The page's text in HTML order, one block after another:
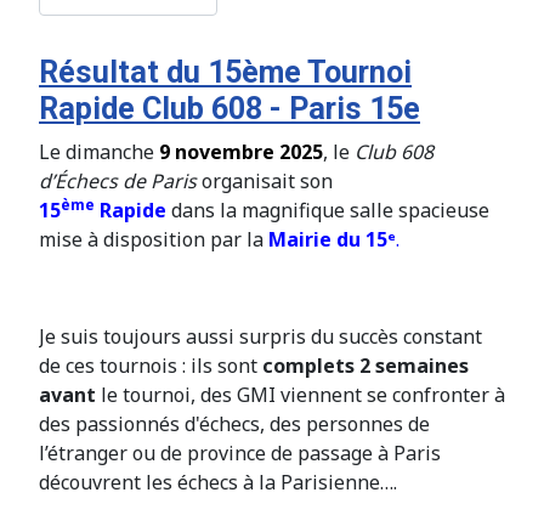
Résultat du 15ème Tournoi
Rapide Club 608 - Paris 15e
Le dimanche 9 novembre 2025, le Club 608
d’Échecs de Parisorganisait son
15ème Rapide dans la magnifique salle spacieuse
mise à disposition par la Mairie du 15ᵉ.
Je suis toujours aussi surpris du succès constant
de ces tournois : ils sont complets 2 semaines
avant le tournoi, des GMI viennent se confronter à
des passionnés d'échecs, des personnes de
l’étranger ou de province de passage à Paris
découvrent les échecs à la Parisienne….